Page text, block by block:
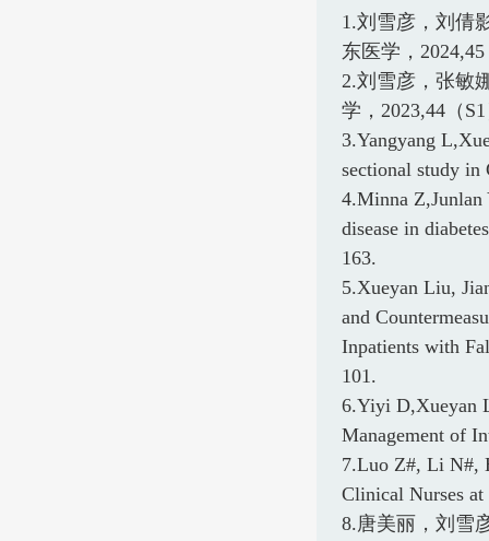
1.刘雪彦，刘倩
东医学， 2024,45
2.刘雪彦，张敏
学， 2023,44 （ S1
3.Yangyang
sectional study in
4.Minna Z,Junlan
disease in
163.
5.Xueyan Liu,
and
Inpatients with
101.
6.Yiyi D,Xueyan
Management of
7.Luo Z#, Li N#,
Clinical Nurses
8.唐美丽，刘雪